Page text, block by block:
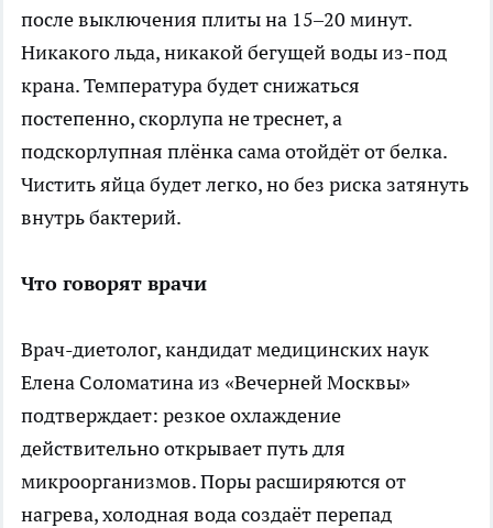
после выключения плиты на 15–20 минут.
Никакого льда, никакой бегущей воды из-под
крана. Температура будет снижаться
постепенно, скорлупа не треснет, а
подскорлупная плёнка сама отойдёт от белка.
Чистить яйца будет легко, но без риска затянуть
внутрь бактерий.
Что говорят врачи
Врач-диетолог, кандидат медицинских наук
Елена Соломатина из «Вечерней Москвы»
подтверждает: резкое охлаждение
действительно открывает путь для
микроорганизмов. Поры расширяются от
нагрева, холодная вода создаёт перепад